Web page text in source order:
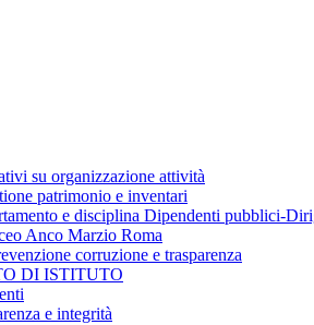
su organizzazione attività
patrimonio e inventari
e disciplina Dipendenti pubblici-
Anco Marzio Roma
corruzione e trasparenza
DI ISTITUTO
e integrità